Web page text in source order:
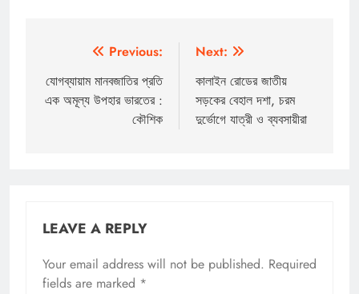
navigation
Previous:
যোগব্যায়াম মানবজাতির প্রতি
এক অমূল্য উপহার ভারতের :
কৌশিক
Next:
কালাইন রোডের জাতীয়
সড়কের বেহাল দশা, চরম
দুর্ভোগে যাত্রী ও ব্যবসায়ীরা
LEAVE A REPLY
Your email address will not be published. Required
fields are marked *